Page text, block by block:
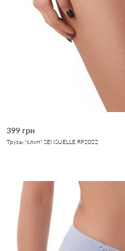
399 грн
Трусы "слип" SENSUELLE RP2022